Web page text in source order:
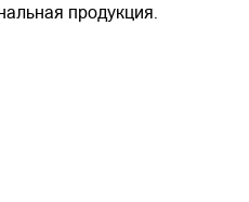
продукция.